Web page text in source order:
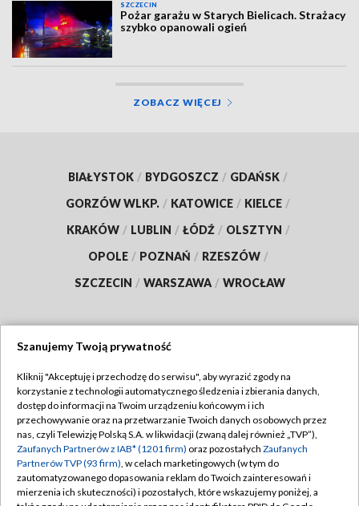
SZCZECIN
Pożar garażu w Starych Bielicach. Strażacy
szybko opanowali ogień
ZOBACZ WIĘCEJ
BIAŁYSTOK / BYDGOSZCZ / GDAŃSK /
GORZÓW WLKP. / KATOWICE / KIELCE /
KRAKÓW / LUBLIN / ŁÓDŹ / OLSZTYN /
OPOLE / POZNAŃ / RZESZÓW /
SZCZECIN / WARSZAWA / WROCŁAW
TVP
Abonament TVP
Emisja w TVP
Centrum informacji TVP
Naziemna Telewizja Cyfrowa
Regulamin TVP
Polityka prywatności
Moje zgody
Pomoc
Szanujemy Twoją prywatność
Kliknij "Akceptuję i przechodzę do serwisu", aby wyrazić zgody na
korzystanie z technologii automatycznego śledzenia i zbierania danych,
dostęp do informacji na Twoim urządzeniu końcowym i ich
przechowywanie oraz na przetwarzanie Twoich danych osobowych przez
nas, czyli Telewizję Polską S.A. w likwidacji (zwaną dalej również „TVP”),
Zaufanych Partnerów z IAB* (1201 firm) oraz pozostałych Zaufanych
Partnerów TVP (93 firm), w celach marketingowych (w tym do
zautomatyzowanego dopasowania reklam do Twoich zainteresowań i
mierzenia ich skuteczności) i pozostałych, które wskazujemy poniżej, a